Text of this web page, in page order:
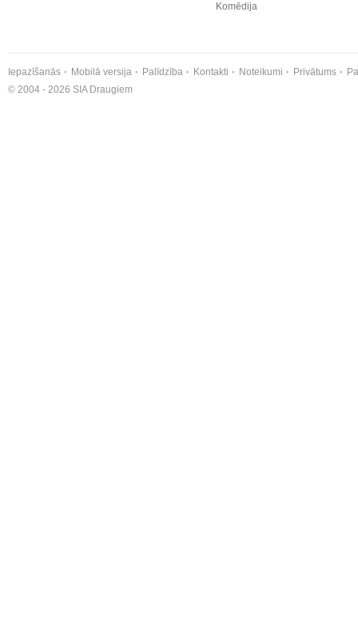
Komēdija
Iepazīšanās Mobilā versija Palīdzība Kontakti Noteikumi Privātums
© 2004 - 2026 SIA Draugiem